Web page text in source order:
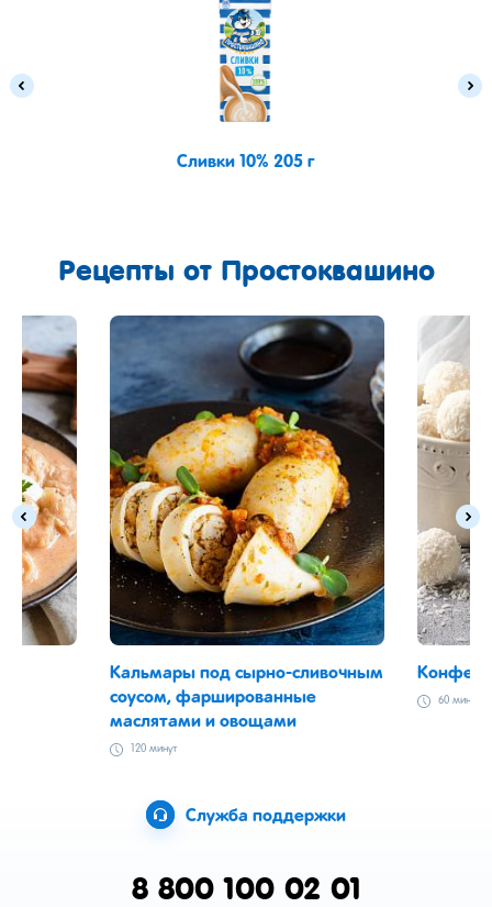
Сливки 10% 205 г
Рецепты от Простоквашино
Кальмары под сырно-сливочным
соусом, фаршированные
маслятами и овощами
120 минут
60 минут
Служба поддержки
8 800 100 02 01